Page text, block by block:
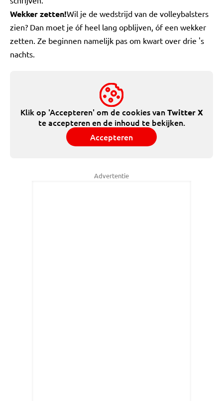
Wekker zetten!Wil je de wedstrijd van de volleybalsters
zien? Dan moet je óf heel lang opblijven, óf een wekker
zetten. Ze beginnen namelijk pas om kwart over drie 's
nachts.
Klik op 'Accepteren' om de cookies vanTwitter X
te accepteren en de inhoud te bekijken.
Accepteren
Advertentie